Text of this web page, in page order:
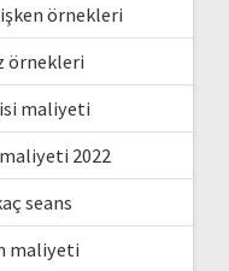
örnekleri
örnekleri
maliyeti
2022
seans
maliyeti